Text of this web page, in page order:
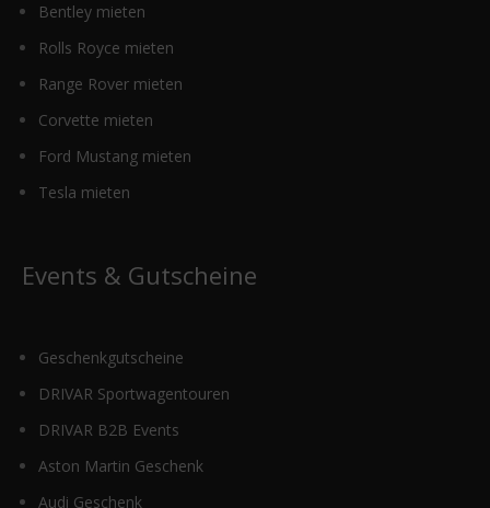
Bentley mieten
Rolls Royce mieten
Range Rover mieten
Corvette mieten
Ford Mustang mieten
Tesla mieten
Events & Gutscheine
Geschenkgutscheine
DRIVAR Sportwagentouren
DRIVAR B2B Events
Aston Martin Geschenk
Audi Geschenk